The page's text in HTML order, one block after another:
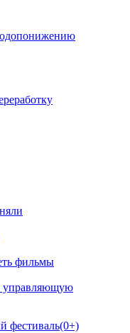
фильмы
управляющую
фестиваль(0+)